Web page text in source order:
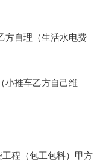
方自理（生活水电费
小推车乙方自己维
程（包工包料）甲方